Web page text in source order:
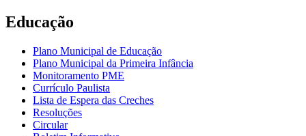
Educação
Plano Municipal de Educação
Plano Municipal da Primeira Infância
Monitoramento PME
Currículo Paulista
Lista de Espera das Creches
Resoluções
Circular